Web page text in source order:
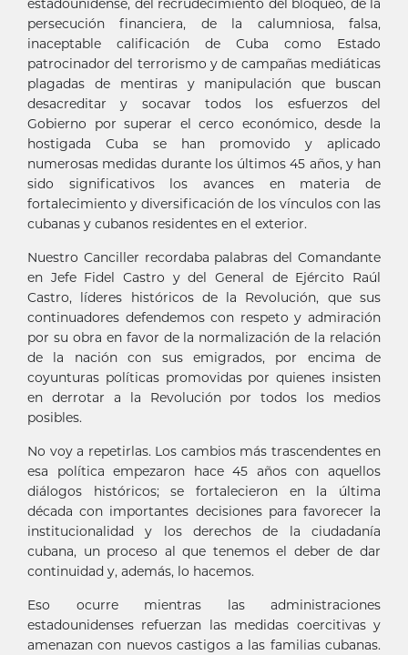
estadounidense, del recrudecimiento del bloqueo, de la
persecución financiera, de la calumniosa, falsa,
inaceptable calificación de Cuba como Estado
patrocinador del terrorismo y de campañas mediáticas
plagadas de mentiras y manipulación que buscan
desacreditar y socavar todos los esfuerzos del
Gobierno por superar el cerco económico, desde la
hostigada Cuba se han promovido y aplicado
numerosas medidas durante los últimos 45 años, y han
sido significativos los avances en materia de
fortalecimiento y diversificación de los vínculos con las
cubanas y cubanos residentes en el exterior.
Nuestro Canciller recordaba palabras del Comandante
en Jefe Fidel Castro y del General de Ejército Raúl
Castro, líderes históricos de la Revolución, que sus
continuadores defendemos con respeto y admiración
por su obra en favor de la normalización de la relación
de la nación con sus emigrados, por encima de
coyunturas políticas promovidas por quienes insisten
en derrotar a la Revolución por todos los medios
posibles.
No voy a repetirlas. Los cambios más trascendentes en
esa política empezaron hace 45 años con aquellos
diálogos históricos; se fortalecieron en la última
década con importantes decisiones para favorecer la
institucionalidad y los derechos de la ciudadanía
cubana, un proceso al que tenemos el deber de dar
continuidad y, además, lo hacemos.
Eso ocurre mientras las administraciones
estadounidenses refuerzan las medidas coercitivas y
amenazan con nuevos castigos a las familias cubanas.